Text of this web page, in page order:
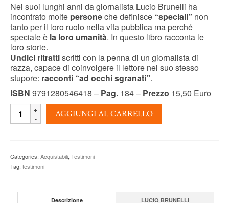
Nei suoi lunghi anni da giornalista Lucio Brunelli ha
incontrato molte personeche definisce “speciali” non
tanto per il loro ruolo nella vita pubblica ma perché
speciale è la loro umanità. In questo libro racconta le
loro storie.
Undici ritrattiscritti con la penna di un giornalista di
razza, capace di coinvolgere il lettore nel suo stesso
stupore: racconti “ad occhi sgranati”.
ISBN 9791280546418 – Pag. 184 – Prezzo 15,50 Euro
AD
OCCHI
Brunelli
quantity
AGGIUNGI AL CARRELLO
Categories: Acquistabili, Testimoni
Tag: testimoni
Descrizione LUCIO BRUNELLI